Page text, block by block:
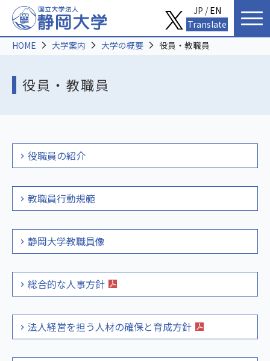
役員・教職員
HOME 大学案内 大学の概要 役員・教職員
役職員の紹介
教職員行動規範
静岡大学教職員像
総合的な人事方針
法人経営を担う人材の確保と育成方針
JP /EN
Translate